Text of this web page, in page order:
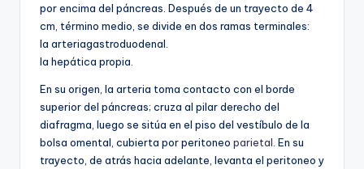
por encima del páncreas. Después de un trayecto de 4
cm, término medio, se divide en dos ramas terminales:
la arteriagastroduodenal.
la hepática propia.
En su origen, la arteria toma contacto con el borde
superior del páncreas; cruza al pilar derecho del
diafragma, luego se sitúa en el piso del vestíbulo de la
bolsa omental, cubierta por peritoneo parietal . En su
trayecto, de atrás hacia adelante, levanta el peritoneo y